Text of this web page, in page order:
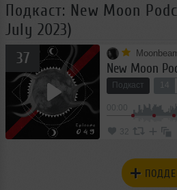
Подкаст: New Moon
July 2023)
37
Подкаст
32